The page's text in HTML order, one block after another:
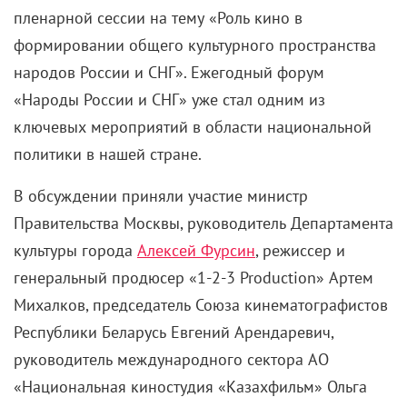
пленарной сессии на тему «Роль кино в
формировании общего культурного пространства
народов России и СНГ». Ежегодный форум
«Народы России и СНГ» уже стал одним из
ключевых мероприятий в области национальной
политики в нашей стране.
В обсуждении приняли участие министр
Правительства Москвы, руководитель Департамента
культуры города Алексей Фурсин, режиссер и
генеральный продюсер «1-2-3 Production» Артем
Михалков, председатель Союза кинематографистов
Республики Беларусь Евгений Арендаревич,
руководитель международного сектора АО
«Национальная киностудия «Казахфильм» Ольга